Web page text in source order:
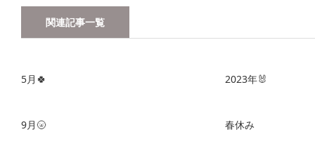
関連記事一覧
5月🍀 2023年🐰
9月🌝 春休み